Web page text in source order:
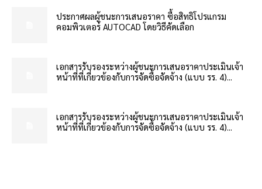
ประกาศผลผู้ชนะการเสนอราคา ซื้อสิทธิโปรแกรม
คอมพิวเตอร์ AUTOCAD โดยวิธีคัดเลือก
เอกสารรับรองระหว่างผู้ชนะการเสนอราคาประเมินเจ้า
หน้าที่ที่เกี่ยวข้องกับการจัดซื้อจัดจ้าง (แบบ รร. 4)...
เอกสารรับรองระหว่างผู้ชนะการเสนอราคาประเมินเจ้า
หน้าที่ที่เกี่ยวข้องกับการจัดซื้อจัดจ้าง (แบบ รร. 4)...